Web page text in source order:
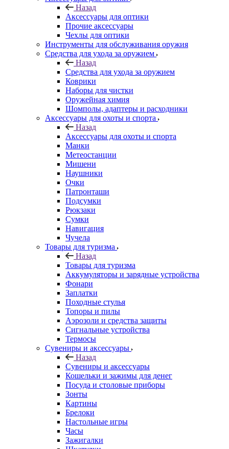
Назад
Аксессуары для оптики
Прочие аксессуары
Чехлы для оптики
Инструменты для обслуживания оружия
Средства для ухода за оружием
Назад
Средства для ухода за оружием
Коврики
Наборы для чистки
Оружейная химия
Шомполы, адаптеры и расходники
Аксессуары для охоты и спорта
Назад
Аксессуары для охоты и спорта
Манки
Метеостанции
Мишени
Наушники
Очки
Патронташи
Подсумки
Рюкзаки
Сумки
Навигация
Чучела
Товары для туризма
Назад
Товары для туризма
Аккумуляторы и зарядные устройства
Фонари
Заплатки
Походные стулья
Топоры и пилы
Аэрозоли и средства защиты
Сигнальные устройства
Термосы
Сувениры и аксессуары
Назад
Сувениры и аксессуары
Кошельки и зажимы для денег
Посуда и столовые приборы
Зонты
Картины
Брелоки
Настольные игры
Часы
Зажигалки